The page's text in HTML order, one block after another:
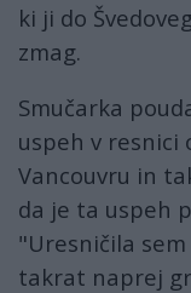
ki ji do
zmag.
Smučarka
uspeh v resnici
Vancouvru in
da je ta uspeh
"Uresničila
takrat naprej